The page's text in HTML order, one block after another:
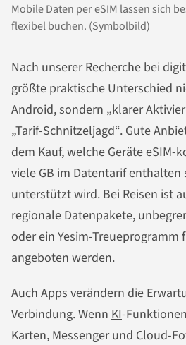
Mobile Daten per eSIM lassen sich
flexibel buchen. (Symbolbild)
Nach unserer Recherche bei
größte praktische Unterschied
Android, sondern „klarer
„Tarif-Schnitzeljagd“. Gute
dem Kauf, welche Geräte eSIM-
viele GB im Datentarif enthalten
unterstützt wird. Bei Reisen ist
regionale Datenpakete,
oder ein Yesim-Treueprogramm
angeboten werden.
Auch Apps verändern die
Verbindung. Wenn KI-
Karten, Messenger und Cloud-